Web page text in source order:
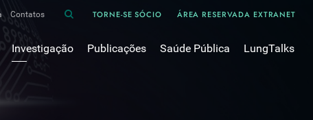
Contatos TORNE-SE SÓCIO ÁREA RESERVADA EXTRANET
Investigação Publicações Saúde Pública LungTalks